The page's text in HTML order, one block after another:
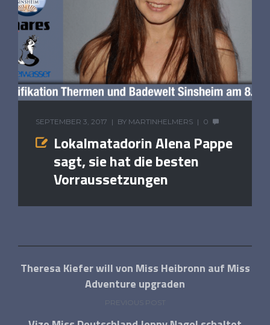
SEPTEMBER 3, 2017 BY MARTINHELMERS 0
Lokalmatadorin Alena Pappe
sagt, sie hat die besten
Vorraussetzungen
Theresa Kiefer will von Miss Heibronn auf Miss
Adventure upgraden
PREVIOUS POST